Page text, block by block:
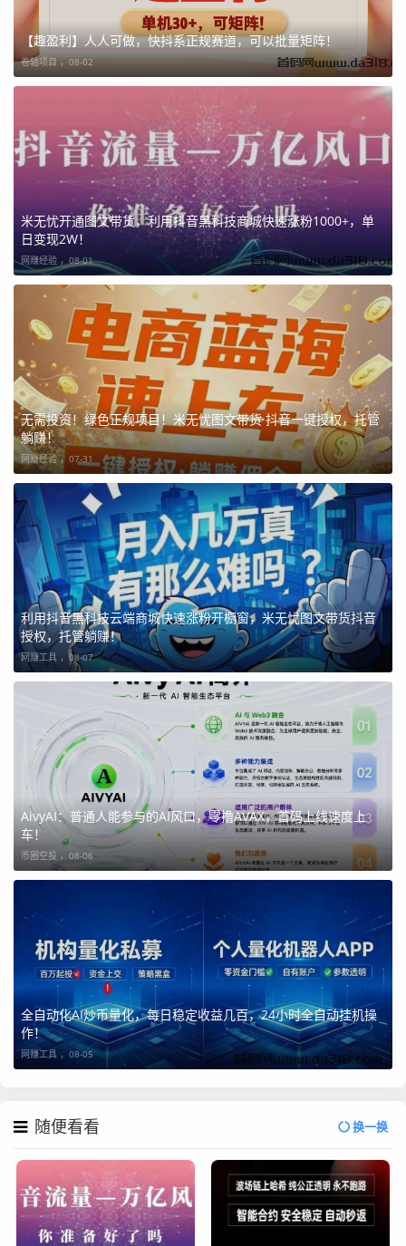
【趣盈利】人人可做，快抖系正规赛道，可以批量矩阵！
卷轴项目 ，08-02
米无忧开通图文带货，利用抖音黑科技商城快速涨粉1000+，单
日变现2W！
网赚经验 ， 08-01
无需投资！绿色正规项目！米无忧图文带货·抖音一键授权，托管
躺赚！
网赚经验 ， 07-31
利用抖音黑科技云端商城快速涨粉开橱窗，米无忧图文带货抖音
授权，托管躺赚！
网赚工具 ，08-07
AivyAI：普通人能参与的AI风口，零撸AVAX，首码上线速度上
车！
币圈空投 ， 08-06
全自动化AI炒币量化，每日稳定收益几百，24小时全自动挂机操
作！
网赚工具 ，08-05
随便看看 换一换